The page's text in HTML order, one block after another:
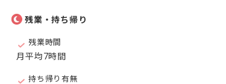
残業・持ち帰り
残業時間
月平均7時間
持ち帰り有無